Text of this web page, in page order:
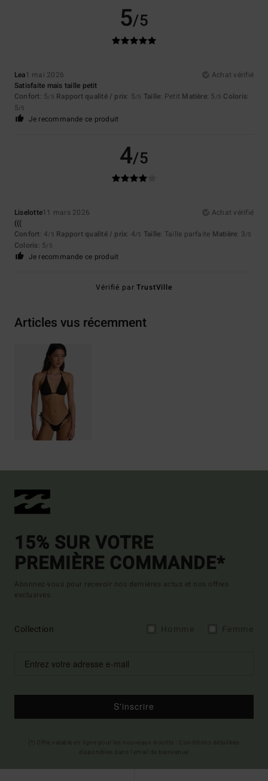
5/5
Lea1 mai 2026
Achat vérifié
Satisfaite mais taille petit
Confort: 5/5 Rapport qualité / prix: 5/5 Taille: Petit Matière: 5 /5 Coloris:
5/5
Je recommande ce produit
4/5
Liselotte11 mars 2026
Achat vérifié
(((
Confort: 4/5 Rapport qualité / prix: 4/5 Taille: Taille parfaite Matière: 3/5
Coloris: 5/5
Je recommande ce produit
Vérifié parTrustVille
Articles vus récemment
15% SUR VOTRE
PREMIÈRE COMMANDE*
Abonnez-vous pour recevoir nos dernières actus et nos offres
exclusives.
Collection
S'inscrire